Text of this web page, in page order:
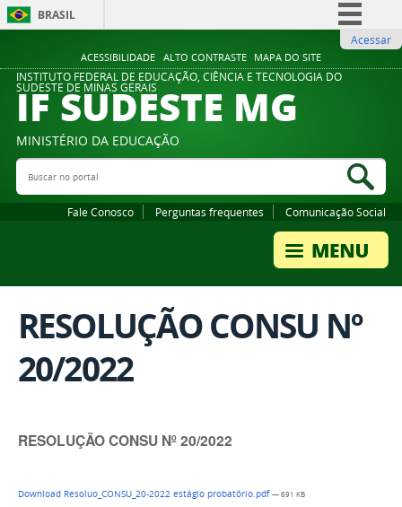
ACESSIBILIDADE ALTO CONTRASTE MAPA DO SITE
BRASIL
Comunica BR
Participe
Legislação
Acessar
INSTITUTO FEDERAL DE EDUCAÇÃO, CIÊNCIA E TECNOLOGIA DO
SUDESTE DE MINAS GERAIS
IF SUDESTE MG
MINISTÉRIO DA EDUCAÇÃO
Buscar no portal
Fale Conosco Perguntas frequentes Comunicação Social
RESOLUÇÃO CONSU Nº
20/2022
RESOLUÇÃO CONSU Nº 20/2022
Download Resoluo_CONSU_20-2022 estágio probatório.pdf— 691 KB